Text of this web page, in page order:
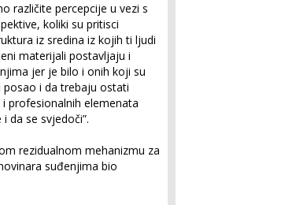
različite percepcije u vezi s
koliki su pritisci
iz sredina iz kojih ti ljudi
materijali postavljaju i
jer je bilo i onih koji su
i da trebaju ostati
profesionalnih elemenata
da se svjedoči”.
rezidualnom mehanizmu za
suđenjima bio